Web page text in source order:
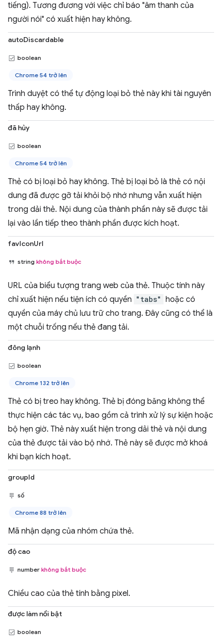
tiếng). Tương đương với việc chỉ báo "âm thanh của
người nói" có xuất hiện hay không.
autoDiscardable
boolean
Chrome 54 trở lên
Trình duyệt có thể tự động loại bỏ thẻ này khi tài nguyên
thấp hay không.
đã hủy
boolean
Chrome 54 trở lên
Thẻ có bị loại bỏ hay không. Thẻ bị loại bỏ là thẻ có nội
dung đã được gỡ tải khỏi bộ nhớ nhưng vẫn xuất hiện
trong dải thẻ. Nội dung của thành phần này sẽ được tải
lại vào lần tiếp theo thành phần được kích hoạt.
favIconUrl
string không bắt buộc
URL của biểu tượng trang web của thẻ. Thuộc tính này
chỉ xuất hiện nếu tiện ích có quyền "tabs" hoặc có
quyền của máy chủ lưu trữ cho trang. Đây cũng có thể là
một chuỗi trống nếu thẻ đang tải.
đông lạnh
boolean
Chrome 132 trở lên
Thẻ có bị treo hay không. Thẻ bị đóng băng không thể
thực hiện các tác vụ, bao gồm cả trình xử lý sự kiện hoặc
bộ hẹn giờ. Thẻ này xuất hiện trong dải thẻ và nội dung
của thẻ được tải vào bộ nhớ. Thẻ này sẽ được mở khoá
khi bạn kích hoạt.
groupId
số
Chrome 88 trở lên
Mã nhận dạng của nhóm chứa thẻ.
độ cao
number không bắt buộc
Chiều cao của thẻ tính bằng pixel.
được làm nổi bật
boolean